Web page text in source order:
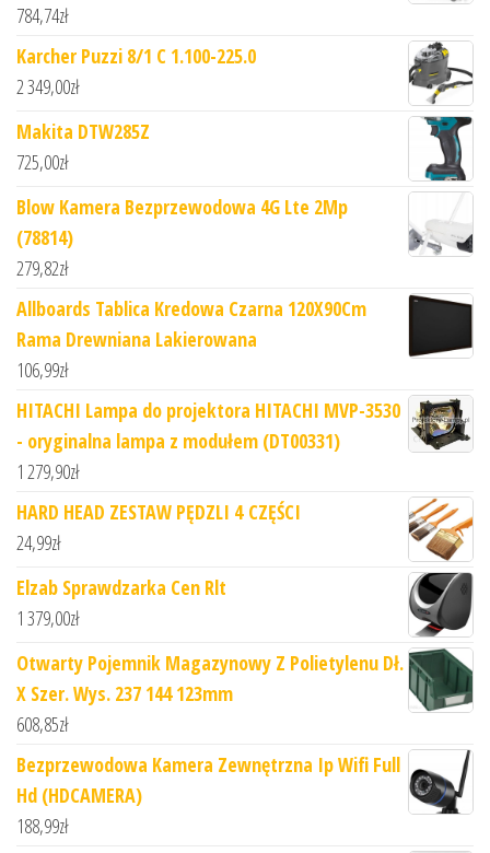
784,74zł
Karcher Puzzi 8/1 C 1.100-225.0
2 349,00zł
Makita DTW285Z
725,00zł
Blow Kamera Bezprzewodowa 4G Lte 2Mp
(78814)
279,82zł
Allboards Tablica Kredowa Czarna 120X90Cm
Rama Drewniana Lakierowana
106,99zł
HITACHI Lampa do projektora HITACHI MVP-3530
- oryginalna lampa z modułem (DT00331)
1 279,90zł
HARD HEAD ZESTAW PĘDZLI 4 CZĘŚCI
24,99zł
Elzab Sprawdzarka Cen Rlt
1 379,00zł
Otwarty Pojemnik Magazynowy Z Polietylenu Dł.
X Szer. Wys. 237 144 123mm
608,85zł
Bezprzewodowa Kamera Zewnętrzna Ip Wifi Full
Hd (HDCAMERA)
188,99zł